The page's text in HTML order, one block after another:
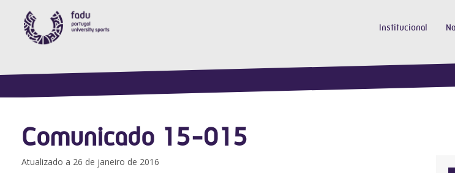
Institucional
Comunicado 15-015
Atualizado a 26 de janeiro de 2016